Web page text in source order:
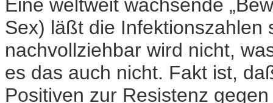
Eine weltweit wachsende
Sex) läßt die Infektionszahlen
nachvollziehbar wird nicht,
es das auch nicht. Fakt ist,
Positiven zur Resistenz